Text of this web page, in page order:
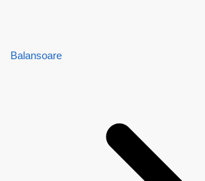
Balansoare